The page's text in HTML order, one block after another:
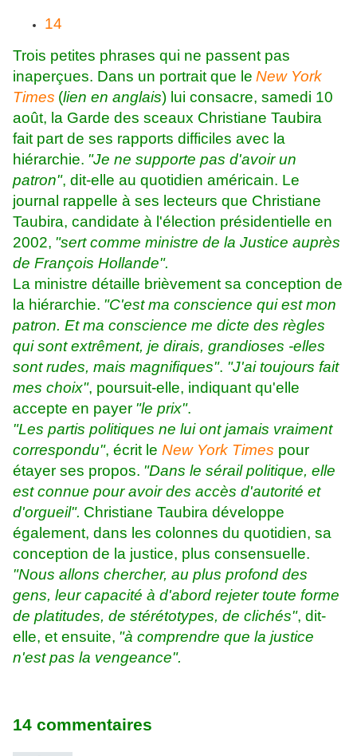
14
Trois petites phrases qui ne passent pas
inaperçues. Dans un portrait que le New York
Times (lien en anglais) lui consacre, samedi 10
août, la Garde des sceaux Christiane Taubira
fait part de ses rapports difficiles avec la
hiérarchie. "Je ne supporte pas d'avoir un
patron", dit-elle au quotidien américain. Le
journal rappelle à ses lecteurs que Christiane
Taubira, candidate à l'élection présidentielle en
2002, "sert comme ministre de la Justice auprès
de François Hollande".
La ministre détaille brièvement sa conception de
la hiérarchie. "C'est ma conscience qui est mon
patron. Et ma conscience me dicte des règles
qui sont extrêment, je dirais, grandioses -elles
sont rudes, mais magnifiques". "J'ai toujours fait
mes choix", poursuit-elle, indiquant qu'elle
accepte en payer "le prix".
"Les partis politiques ne lui ont jamais vraiment
correspondu", écrit le New York Times pour
étayer ses propos. "Dans le sérail politique, elle
est connue pour avoir des accès d'autorité et
d'orgueil". Christiane Taubira développe
également, dans les colonnes du quotidien, sa
conception de la justice, plus consensuelle.
"Nous allons chercher, au plus profond des
gens, leur capacité à d'abord rejeter toute forme
de platitudes, de stérétotypes, de clichés", dit-
elle, et ensuite, "à comprendre que la justice
n'est pas la vengeance".
14 commentaires